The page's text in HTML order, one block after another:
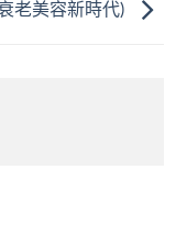
老美容新時代)